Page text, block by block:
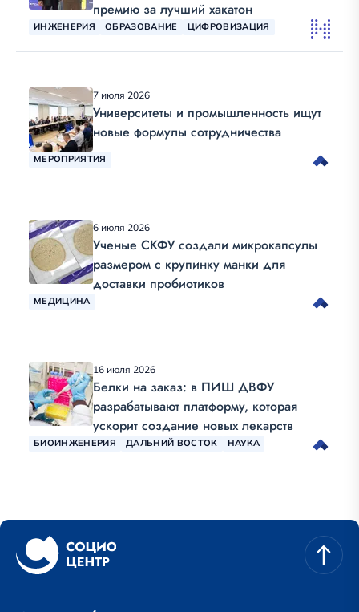
премию за лучший хакатон
ИНЖЕНЕРИЯ ОБРАЗОВАНИЕ ЦИФРОВИЗАЦИЯ
7 июля 2026
Университеты и промышленность ищут
новые формулы сотрудничества
МЕРОПРИЯТИЯ
6 июля 2026
Ученые СКФУ создали микрокапсулы
размером с крупинку манки для
доставки пробиотиков
МЕДИЦИНА
16 июля 2026
Белки на заказ: в ПИШ ДВФУ
разрабатывают платформу, которая
ускорит создание новых лекарств
БИОИНЖЕНЕРИЯ ДАЛЬНИЙ ВОСТОК НАУКА